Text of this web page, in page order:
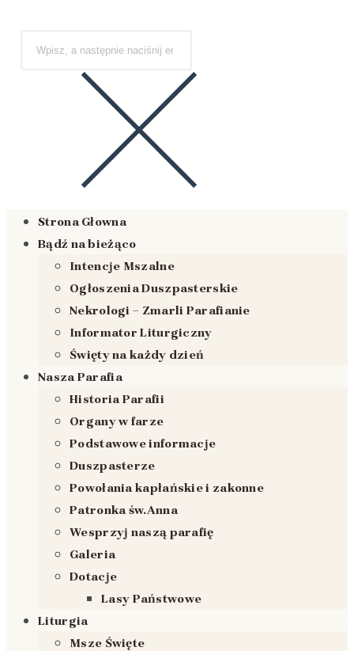
Strona Głowna
Bądź na bieżąco
Intencje Mszalne
Ogłoszenia Duszpasterskie
Nekrologi – Zmarli Parafianie
Informator Liturgiczny
Święty na każdy dzień
Nasza Parafia
Historia Parafii
Organy w farze
Podstawowe informacje
Duszpasterze
Powołania kapłańskie i zakonne
Patronka św.Anna
Wesprzyj naszą parafię
Galeria
Dotacje
Lasy Państwowe
Liturgia
Msze Święte